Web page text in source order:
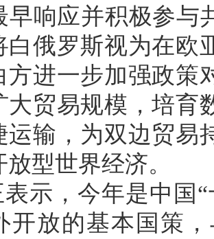
早响应并积极参与
白俄罗斯视为在欧
方进一步加强政策
大贸易规模，培育
运输，为双边贸易
型世界经济。
示，今年是中国
开放的基本国策